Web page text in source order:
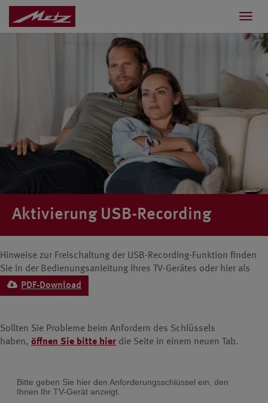
Aktivierung USB-Recording
Hinweise zur Freischaltung der USB-Recording-Funktion finden
Sie in der Bedienungsanleitung Ihres TV-Gerätes oder hier als
PDF-Download
Sollten Sie Probleme beim Anfordern des Schlüssels
haben, öffnen Sie bitte hier die Seite in einem neuen Tab.